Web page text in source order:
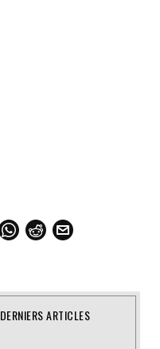
DERNIERS ARTICLES